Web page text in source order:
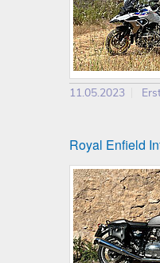
11.05.2023
Royal Enfield